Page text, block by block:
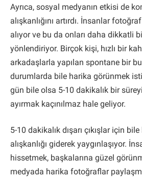
Ayrıca, sosyal medyanın etkisi de
alışkanlığını artırdı. İnsanlar
alıyor ve bu da onları daha dikkatli
yönlendiriyor. Birçok kişi, hızlı bir
arkadaşlarla yapılan spontane bir
durumlarda bile harika görünmek
gün bile olsa 5-10 dakikalık bir
ayırmak kaçınılmaz hale geliyor.
5-10 dakikalık dışarı çıkışlar için
alışkanlığı giderek yaygınlaşıyor.
hissetmek, başkalarına güzel
medyada harika fotoğraflar